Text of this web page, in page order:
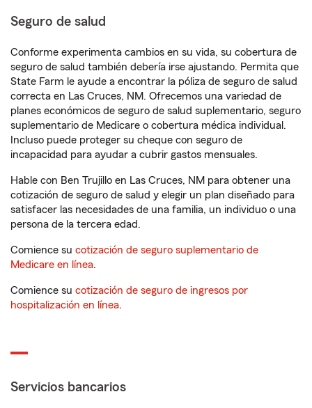
Seguro de salud
Conforme experimenta cambios en su vida, su cobertura de
seguro de salud también debería irse ajustando. Permita que
State Farm le ayude a encontrar la póliza de seguro de salud
correcta en Las Cruces, NM. Ofrecemos una variedad de
planes económicos de seguro de salud suplementario, seguro
suplementario de Medicare o cobertura médica individual.
Incluso puede proteger su cheque con seguro de
incapacidad para ayudar a cubrir gastos mensuales.
Hable con Ben Trujillo en Las Cruces, NM para obtener una
cotización de seguro de salud y elegir un plan diseñado para
satisfacer las necesidades de una familia, un individuo o una
persona de la tercera edad.
Comience su cotización de seguro suplementario de
Medicare en línea.
Comience su cotización de seguro de ingresos por
hospitalización en línea.
Servicios bancarios